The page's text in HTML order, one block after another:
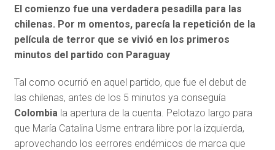
El comienzo fue una verdadera pesadilla para las
chilenas. Por m omentos, parecía la repetición de la
película de terror que se vivió en los primeros
minutos del partido con Paraguay
Tal como ocurrió en aquel partido, que fue el debut de
las chilenas, antes de los 5 minutos ya conseguía
Colombia la apertura de la cuenta. Pelotazo largo para
que María Catalina Usme entrara libre por la izquierda,
aprovechando los eerrores endémicos de marca que